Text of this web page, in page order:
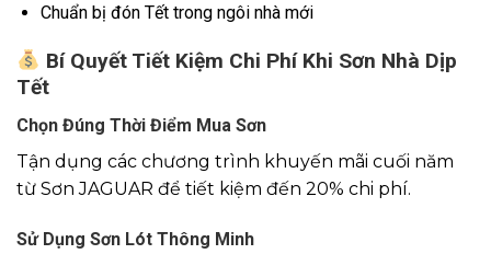
Chuẩn bị đón Tết trong ngôi nhà mới
Bí Quyết Tiết Kiệm Chi Phí Khi Sơn Nhà Dịp
Tết
Chọn Đúng Thời Điểm Mua Sơn
Tận dụng các chương trình khuyến mãi cuối năm
từ Sơn JAGUAR để tiết kiệm đến 20% chi phí.
Sử Dụng Sơn Lót Thông Minh